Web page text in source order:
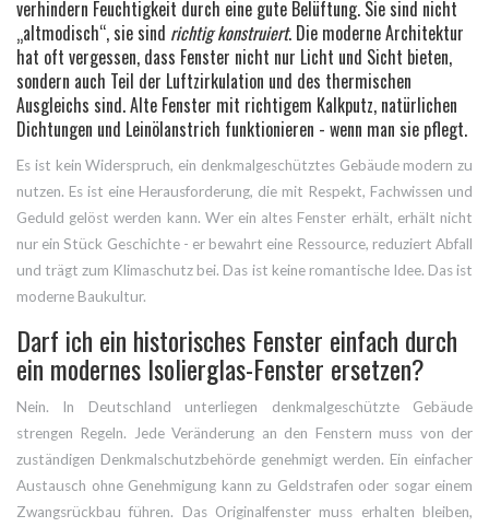
verhindern Feuchtigkeit durch eine gute Belüftung. Sie sind nicht
„altmodisch“, sie sind richtig konstruiert. Die moderne Architektur
hat oft vergessen, dass Fenster nicht nur Licht und Sicht bieten,
sondern auch Teil der Luftzirkulation und des thermischen
Ausgleichs sind. Alte Fenster mit richtigem Kalkputz, natürlichen
Dichtungen und Leinölanstrich funktionieren - wenn man sie pflegt.
Es ist kein Widerspruch, ein denkmalgeschütztes Gebäude modern zu
nutzen. Es ist eine Herausforderung, die mit Respekt, Fachwissen und
Geduld gelöst werden kann. Wer ein altes Fenster erhält, erhält nicht
nur ein Stück Geschichte - er bewahrt eine Ressource, reduziert Abfall
und trägt zum Klimaschutz bei. Das ist keine romantische Idee. Das ist
moderne Baukultur.
Darf ich ein historisches Fenster einfach durch
ein modernes Isolierglas-Fenster ersetzen?
Nein. In Deutschland unterliegen denkmalgeschützte Gebäude
strengen Regeln. Jede Veränderung an den Fenstern muss von der
zuständigen Denkmalschutzbehörde genehmigt werden. Ein einfacher
Austausch ohne Genehmigung kann zu Geldstrafen oder sogar einem
Zwangsrückbau führen. Das Originalfenster muss erhalten bleiben,